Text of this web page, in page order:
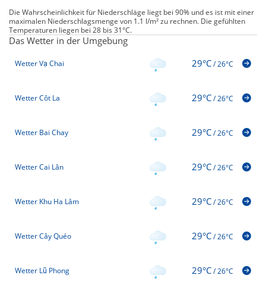
Die Wahrscheinlichkeit für Niederschläge liegt bei 90% und es ist mit einer
maximalen Niederschlagsmenge von 1.1 l/m² zu rechnen. Die gefühlten
Temperaturen liegen bei 28 bis 31°C.
Das Wetter in der Umgebung
Wetter Vạ Chai 29°C/26°C
Wetter Côt La 29°C/26°C
Wetter Bai Chay 29°C/26°C
Wetter Cai Lân 29°C/26°C
Wetter Khu Ha Lâm 29°C/26°C
Wetter Cây Quéo 29°C/26°C
Wetter Lũ Phong 29°C/26°C